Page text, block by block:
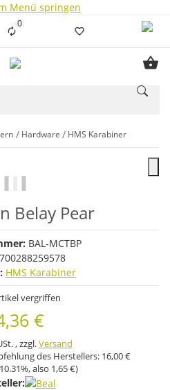
Menü springen
0Liste ist leer
Hardware HMS Karabiner
Belay Pear
BAL-MCTBP
HMS Karabiner
vergriffen
€
, zzgl.Versand
des Herstellers: 16,00 €
10.31%, also 1,65 €)